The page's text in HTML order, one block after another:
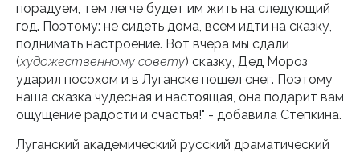
порадуем, тем легче будет им жить на следующий
год. Поэтому: не сидеть дома, всем идти на сказку,
поднимать настроение. Вот вчера мы сдали
(художественному совету) сказку, Дед Мороз
ударил посохом и в Луганске пошел снег. Поэтому
наша сказка чудесная и настоящая, она подарит вам
ощущение радости и счастья!" - добавила Степкина.
Луганский академический русский драматический